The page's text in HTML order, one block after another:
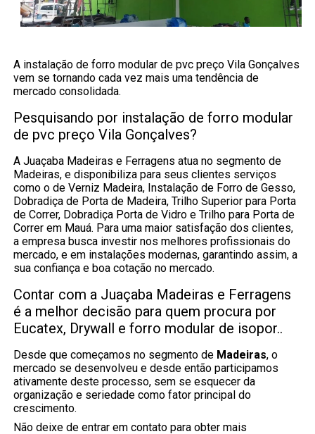
A instalação de forro modular de pvc preço Vila Gonçalves
vem se tornando cada vez mais uma tendência de
mercado consolidada.
Pesquisando por instalação de forro modular
de pvc preço Vila Gonçalves?
A Juaçaba Madeiras e Ferragens atua no segmento de
Madeiras, e disponibiliza para seus clientes serviços
como o de Verniz Madeira, Instalação de Forro de Gesso,
Dobradiça de Porta de Madeira, Trilho Superior para Porta
de Correr, Dobradiça Porta de Vidro e Trilho para Porta de
Correr em Mauá. Para uma maior satisfação dos clientes,
a empresa busca investir nos melhores profissionais do
mercado, e em instalações modernas, garantindo assim, a
sua confiança e boa cotação no mercado.
Contar com a Juaçaba Madeiras e Ferragens
é a melhor decisão para quem procura por
Eucatex, Drywall e forro modular de isopor..
Desde que começamos no segmento de Madeiras, o
mercado se desenvolveu e desde então participamos
ativamente deste processo, sem se esquecer da
organização e seriedade como fator principal do
crescimento.
Não deixe de entrar em contato para obter mais